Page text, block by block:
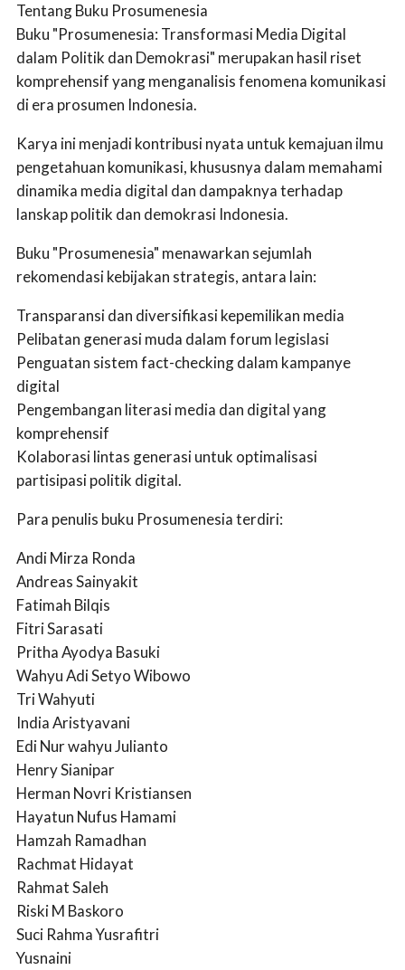
Tentang Buku Prosumenesia
Buku "Prosumenesia: Transformasi Media Digital
dalam Politik dan Demokrasi" merupakan hasil riset
komprehensif yang menganalisis fenomena komunikasi
di era prosumen Indonesia.
Karya ini menjadi kontribusi nyata untuk kemajuan ilmu
pengetahuan komunikasi, khususnya dalam memahami
dinamika media digital dan dampaknya terhadap
lanskap politik dan demokrasi Indonesia.
Buku "Prosumenesia" menawarkan sejumlah
rekomendasi kebijakan strategis, antara lain:
Transparansi dan diversifikasi kepemilikan media
Pelibatan generasi muda dalam forum legislasi
Penguatan sistem fact-checking dalam kampanye
digital
Pengembangan literasi media dan digital yang
komprehensif
Kolaborasi lintas generasi untuk optimalisasi
partisipasi politik digital.
Para penulis buku Prosumenesia terdiri:
Andi Mirza Ronda
Andreas Sainyakit
Fatimah Bilqis
Fitri Sarasati
Pritha Ayodya Basuki
Wahyu Adi Setyo Wibowo
Tri Wahyuti
India Aristyavani
Edi Nur wahyu Julianto
Henry Sianipar
Herman Novri Kristiansen
Hayatun Nufus Hamami
Hamzah Ramadhan
Rachmat Hidayat
Rahmat Saleh
Riski M Baskoro
Suci Rahma Yusrafitri
Yusnaini